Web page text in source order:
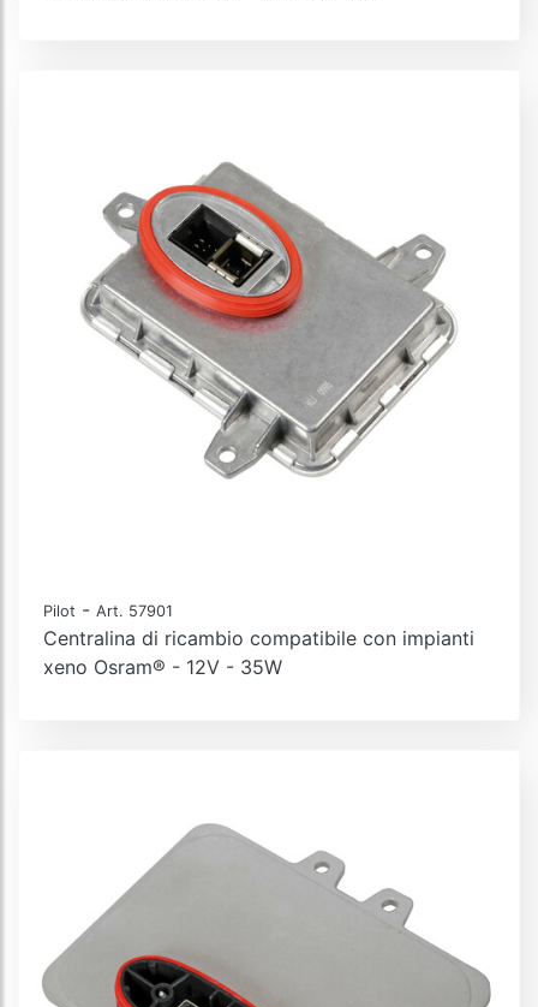
Pilot - Art. 57901
Centralina di ricambio compatibile con impianti
xeno Osram® - 12V - 35W